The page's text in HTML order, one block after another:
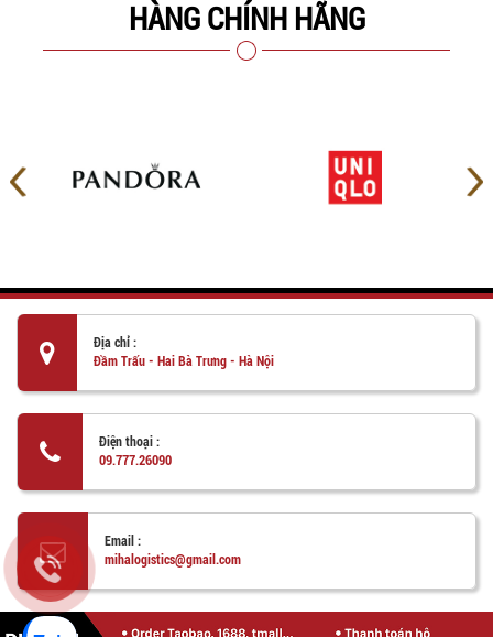
HÀNG CHÍNH HÃNG
Địa chỉ :
Đầm Trấu - Hai Bà Trưng - Hà Nội
Điện thoại :
09.777.26090
Email :
mihalogistics@gmail.com